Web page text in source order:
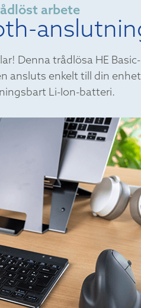
arbete
Denna trådlösa HE
ansluts enkelt till din
Li-Ion-batteri.